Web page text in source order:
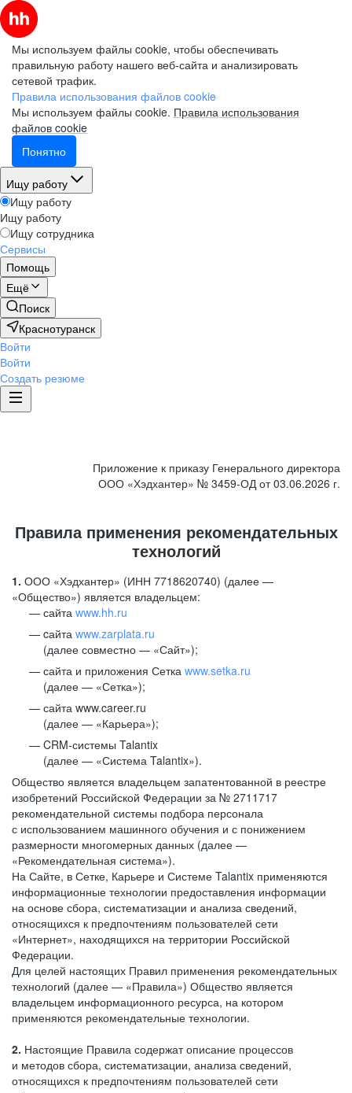
Мы используем файлы cookie, чтобы обеспечивать
правильную работу нашего веб-сайта и анализировать
сетевой трафик.
Правила использования файлов cookie
Мы используем файлы cookie. Правила использования
файлов cookie
Понятно
Ищу работу
Ищу работу
Ищу работу
Ищу сотрудника
Сервисы
Помощь
Ещё
Поиск
Краснотуранск
Войти
Войти
Создать резюме
Приложение к приказу Генерального директора
ООО «Хэдхантер» № 3459-ОД от 03.06.2026 г.
Правила применения рекомендательных
технологий
1. ООО «Хэдхантер» (ИНН 7718620740) (далее —
«Общество») является владельцем:
сайта www.hh.ru
cайта www.zarplata.ru
(далее совместно — «Сайт»);
сайта и приложения Сетка www.setka.ru
(далее — «Сетка»);
сайта www.career.ru
(далее — «Карьера»);
CRM-системы Talantix
(далее — «Система Talantix»).
Общество является владельцем запатентованной в реестре
изобретений Российской Федерации за № 2711717
рекомендательной системы подбора персонала
с использованием машинного обучения и с понижением
размерности многомерных данных (далее —
«Рекомендательная система»).
На Сайте, в Сетке, Карьере и Системе Talantix применяются
информационные технологии предоставления информации
на основе сбора, систематизации и анализа сведений,
относящихся к предпочтениям пользователей сети
«Интернет», находящихся на территории Российской
Федерации.
Для целей настоящих Правил применения рекомендательных
технологий (далее — «Правила») Общество является
владельцем информационного ресурса, на котором
применяются рекомендательные технологии.
2. Настоящие Правила содержат описание процессов
и методов сбора, систематизации, анализа сведений,
относящихся к предпочтениям пользователей сети